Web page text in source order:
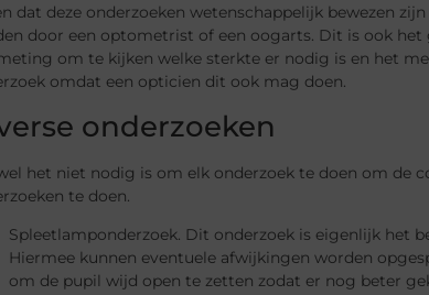
dat deze onderzoeken wetenschappelijk bewezen
door een optometrist of een oogarts. Dit is ook
om te kijken welke sterkte er nodig is en het
omdat een opticien dit ook mag doen.
onderzoeken
het niet nodig is om elk onderzoek te doen om de
te doen.
Spleetlamponderzoek. Dit onderzoek is eigenlijk het
Hiermee kunnen eventuele afwijkingen worden
om de pupil wijd open te zetten zodat er nog beter